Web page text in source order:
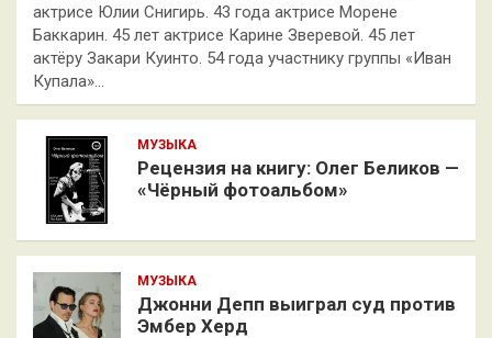
актрисе Юлии Снигирь. 43 года актрисе Морене
Баккарин. 45 лет актрисе Карине Зверевой. 45 лет
актёру Закари Куинто. 54 года участнику группы «Иван
Купала»…
МУЗЫКА
Рецензия на книгу: Олег Беликов —
«Чёрный фотоальбом»
МУЗЫКА
Джонни Депп выиграл суд против
Эмбер Херд